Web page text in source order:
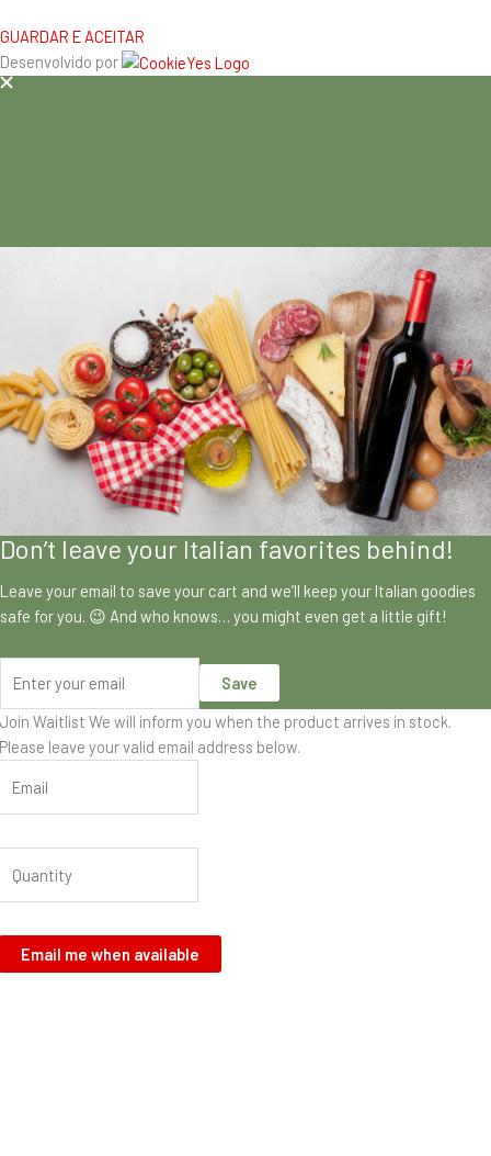
GUARDAR E ACEITAR
Desenvolvido por
Don’t leave your Italian favorites behind!
Leave your email to save your cart and we’ll keep your Italian goodies
safe for you. 😉 And who knows… you might even get a little gift!
Save
Join Waitlist We will inform you when the product arrives in stock.
Please leave your valid email address below.
Email me when available